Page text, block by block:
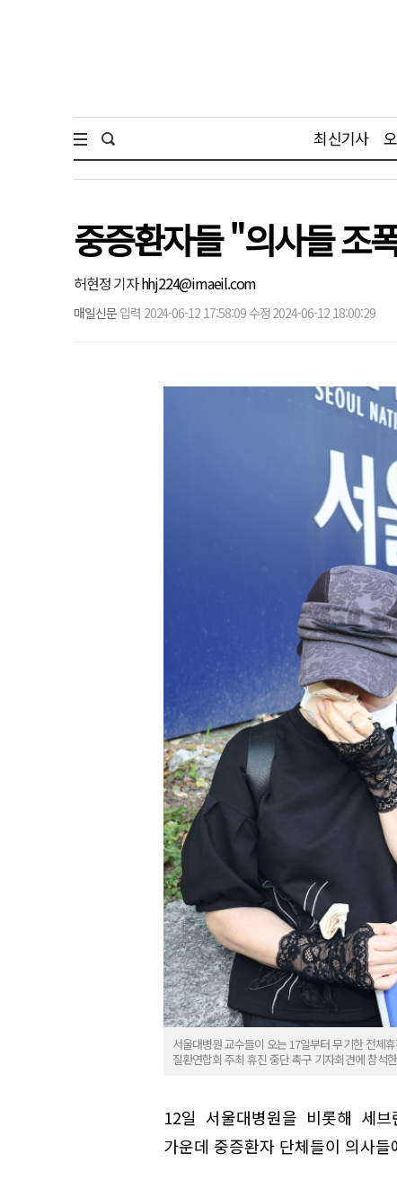
최신기사
중증환자들 "의사들 조
허현정 기자hhj224@imaeil.com
매일신문 입력 2024-06-12 17:58:09 수정 2024-06-12 18:00:29
서울대병원 교수들이 오는 17일부터 무기한 전체
질환연합회 주최 휴진 중단 촉구 기자회견에 참석
12일 서울대병원을 비롯해 세
가운데 중증환자 단체들이 의사